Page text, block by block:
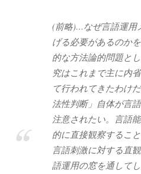
(前略)…なぜ言語運用
げる必要があるのか
的な方法論的問題と
究はこれまで主に内
て行われてきたわけ
法性判断」自体が言
注意されたい。言語
的に直接観察するこ
言語刺激に対する直
語運用の窓を通して